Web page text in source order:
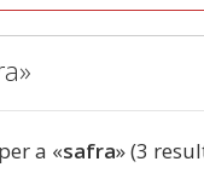
a «safra» (3